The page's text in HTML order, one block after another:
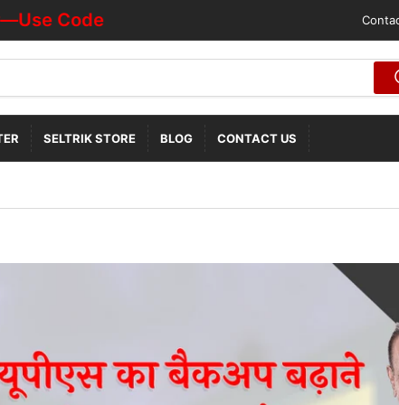
"HOTDEALOFF"
SELTRIK STORE BLOG CONTACT US